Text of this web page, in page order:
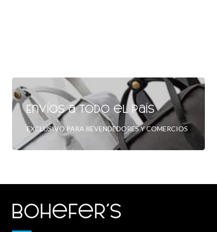
Envíos a todo el país
EXCLUSIVO PARA REVENDEDORES Y COMERCIOS